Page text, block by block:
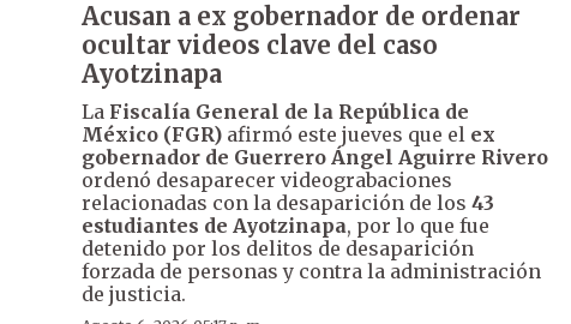
Acusan a ex gobernador de ordenar
ocultar videos clave del caso
Ayotzinapa
La Fiscalía General de la República de
México (FGR) afirmó este jueves que el ex
gobernador de Guerrero Ángel Aguirre Rivero
ordenó desaparecer videograbaciones
relacionadas con la desaparición de los 43
estudiantes de Ayotzinapa, por lo que fue
detenido por los delitos de desaparición
forzada de personas y contra la administración
de justicia.